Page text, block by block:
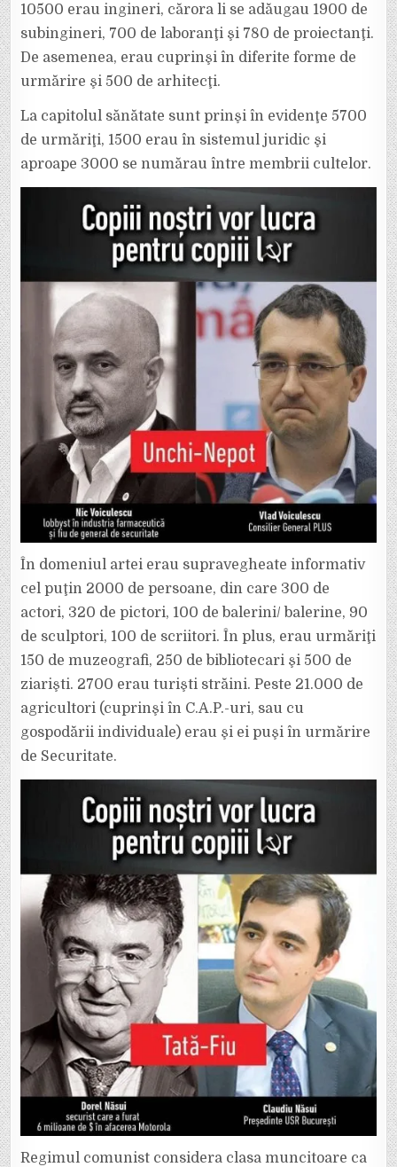
10500 erau ingineri, cărora li se adăugau 1900 de
subingineri, 700 de laboranţi şi 780 de proiectanţi.
De asemenea, erau cuprinşi în diferite forme de
urmărire şi 500 de arhitecţi.
La capitolul sănătate sunt prinşi în evidenţe 5700
de urmăriţi, 1500 erau în sistemul juridic şi
aproape 3000 se numărau între membrii cultelor.
În domeniul artei erau supravegheate informativ
cel puţin 2000 de persoane, din care 300 de
actori, 320 de pictori, 100 de balerini/ balerine, 90
de sculptori, 100 de scriitori. În plus, erau urmăriţi
150 de muzeografi, 250 de bibliotecari şi 500 de
ziarişti. 2700 erau turişti străini. Peste 21.000 de
agricultori (cuprinşi în C.A.P.-uri, sau cu
gospodării individuale) erau şi ei puşi în urmărire
de Securitate.
Regimul comunist considera clasa muncitoare ca